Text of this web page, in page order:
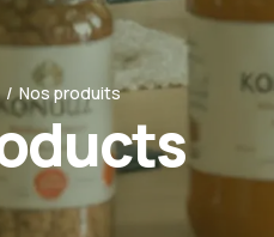
Nos produits